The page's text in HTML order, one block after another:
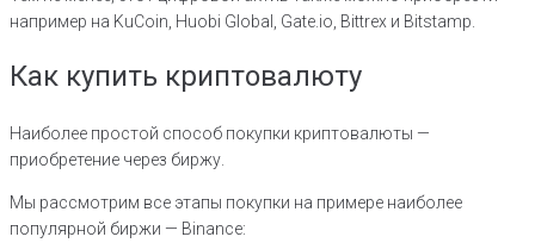
например на KuCoin, Huobi Global, Gate.io, Bittrex и Bitstamp.
Как купить криптовалюту
Наиболее простой способ покупки криптовалюты —
приобретение через биржу.
Мы рассмотрим все этапы покупки на примере наиболее
популярной биржи — Binance: